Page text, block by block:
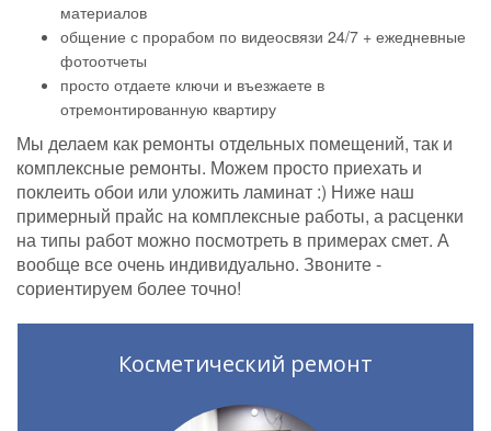
материалов
общение с прорабом по видеосвязи 24/7 + ежедневные
фотоотчеты
просто отдаете ключи и въезжаете в
отремонтированную квартиру
Мы делаем как ремонты отдельных помещений, так и
комплексные ремонты. Можем просто приехать и
поклеить обои или уложить ламинат :) Ниже наш
примерный прайс на комплексные работы, а расценки
на типы работ можно посмотреть в примерах смет. А
вообще все очень индивидуально. Звоните -
сориентируем более точно!
Косметический ремонт